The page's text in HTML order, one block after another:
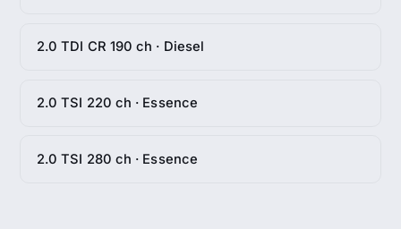
2.0 TDI CR 190 ch · Diesel
2.0 TSI 220 ch · Essence
2.0 TSI 280 ch · Essence